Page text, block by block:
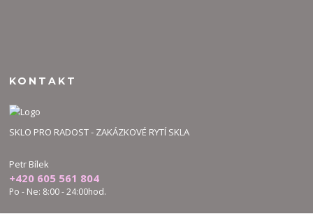
KONTAKT
SKLO PRO RADOST - ZAKÁZKOVÉ RYTÍ SKLA
Petr Bílek
+420 605 561 804
Po - Ne: 8:00 - 24:00hod.
bilek.petr@skloproradost.cz